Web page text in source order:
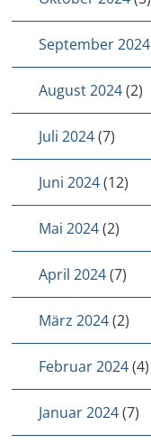
September 2024
August 2024(2)
Juli 2024(7)
Juni 2024(12)
Mai 2024(2)
April 2024(7)
März 2024(2)
Februar 2024(4)
Januar 2024(7)